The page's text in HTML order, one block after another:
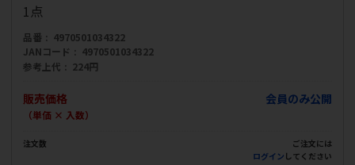
1点
品番
4970501034322
JANコード
4970501034322
参考上代
224円
販売価格
（単価 × 入数）
会員のみ公開
注文数
ご注文には
ログイン してください